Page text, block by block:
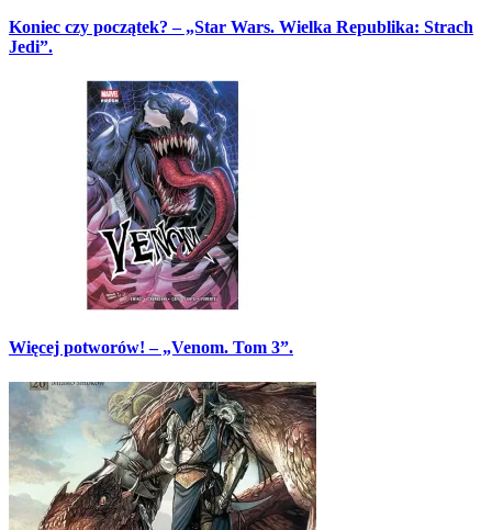
Koniec czy początek? – „Star Wars. Wielka Republika: Strach
Jedi”.
Więcej potworów! – „Venom. Tom 3”.